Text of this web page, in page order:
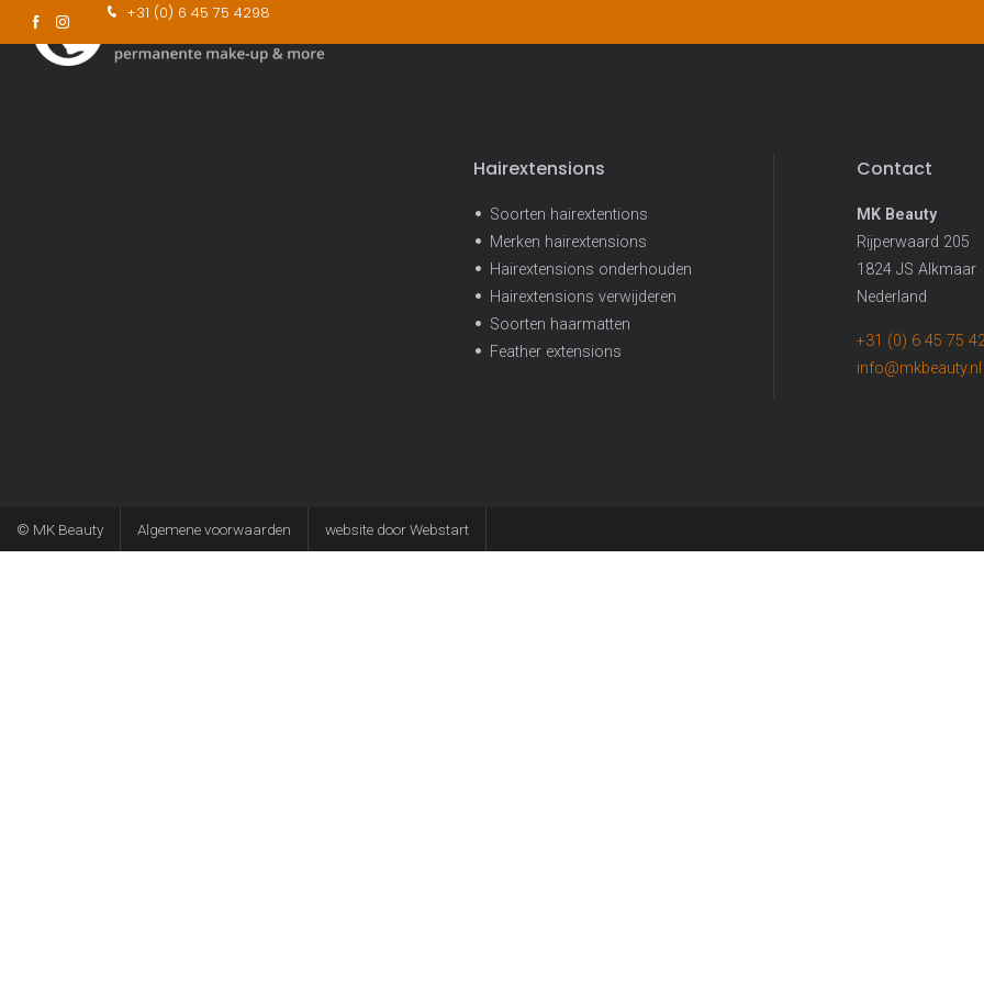
+31 (0) 6 45 75 4298
Nieuws Algemeen
Hairextensions
Soorten hairextentions
Merken hairextensions
Hairextensions onderhouden
Hairextensions verwijderen
Soorten haarmatten
Feather extensions
Contact
MK Beauty
Rijperwaard 205
1824 JS Alkmaar
Nederland
+31 (0) 6 45 75
info@mkbeauty.nl
© MK Beauty Algemene voorwaarden website door Webstart